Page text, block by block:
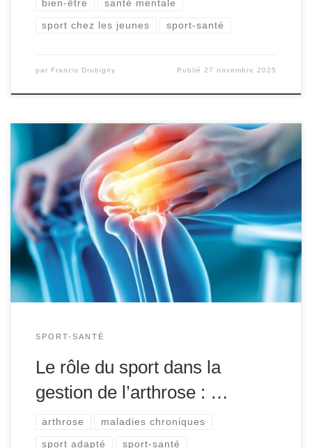
bien-être santé mentale
sport chez les jeunes sport-santé
par Francis Drubigny Publié27 novembre 2025
L’arthrose est une maladie articulaire dégénérative
courante qui touche des millions de personnes à travers
le monde. Caractérisée par la dégradation du cartilage
articulaire, elle entraîne douleur, raideur et une perte de
mobilité. De nombreuses personnes atteintes d’arthrose
hésitent à pratiquer une activité physique de peur
d’aggraver leur état. Cependant, […]
SPORT-SANTÉ
Le rôle du sport dans la
gestion de l’arthrose : …
arthrose maladies chroniques
sport adapté sport-santé